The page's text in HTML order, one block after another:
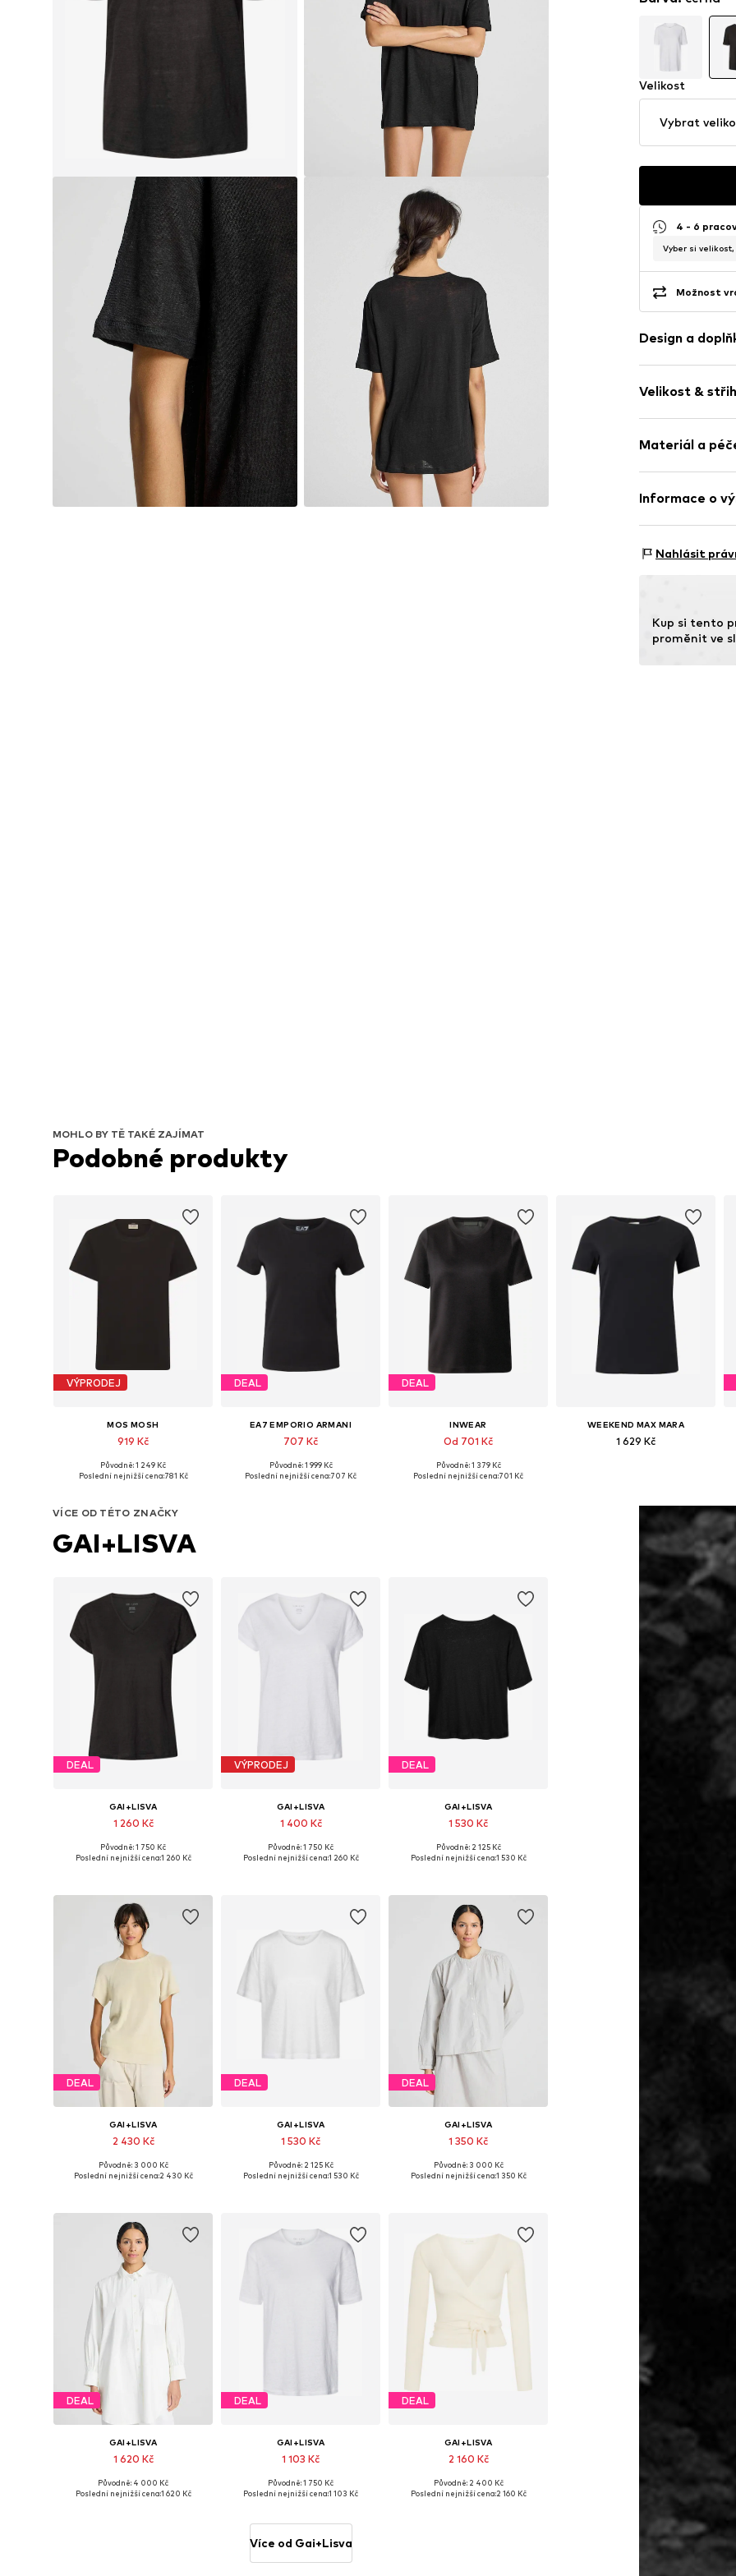
Velikost
Vybrat
4 - 6
Vyber si
Možnost
Design a
žerzej
Kulatý výstřih
Prošitý
Položka č.
Velikost & střih
Délka:
Střih:
Tabulka
Materiál a
Materiál: 100%
Informace o
Sønderskovvej 7
Nahlásit
Kup si tento
proměnit ve
MOHLO BY TĚ TAKÉ ZAJÍMAT
Podobné produkty
VÝPRODEJ
MOS MOSH
919 Kč
Dostupné velikosti: XS, M, XL
Původně: 1 249 Kč
Poslední nejnižší cena:781 Kč
DEAL
EA7 EMPORIO ARMANI
707 Kč
Dostupné velikosti: XS, S, M
Původně: 1 999 Kč
Poslední nejnižší cena:707 Kč
DEAL
INWEAR
Od 701 Kč
Dostupné velikosti: XS, S, M, XXL
Původně: 1 379 Kč
Poslední nejnižší cena:701 Kč
WEEKEND MAX MARA
1 629 Kč
VÍCE OD TÉTO ZNAČKY
GAI+LISVA
DEAL
GAI+LISVA
1 260 Kč
Dostupné velikosti: XS, S, M, L, XL
Původně: 1 750 Kč
Poslední nejnižší cena:1 260 Kč
VÝPRODEJ
GAI+LISVA
1 400 Kč
Dostupné velikosti: XS, S, M, L, XL
Původně: 1 750 Kč
Poslední nejnižší cena:1 260 Kč
DEAL
GAI+LISVA
1 530 Kč
Dostupné velikosti: XS, S, M, L
Původně: 2 125 Kč
Poslední nejnižší cena:1 530 Kč
DEAL
GAI+LISVA
2 430 Kč
Dostupné velikosti: M, L
Původně: 3 000 Kč
Poslední nejnižší cena:2 430 Kč
DEAL
GAI+LISVA
1 530 Kč
Dostupné velikosti: XS, L, XL
Původně: 2 125 Kč
Poslední nejnižší cena:1 530 Kč
DEAL
GAI+LISVA
1 350 Kč
Dostupné velikosti: M, XL, XXL
Původně: 3 000 Kč
Poslední nejnižší cena:1 350 Kč
DEAL
GAI+LISVA
1 620 Kč
Dostupné velikosti: XS
Původně: 4 000 Kč
Poslední nejnižší cena:1 620 Kč
DEAL
GAI+LISVA
1 103 Kč
Dostupné velikosti: XL
Původně: 1 750 Kč
Poslední nejnižší cena:1 103 Kč
DEAL
GAI+LISVA
2 160 Kč
Dostupné velikosti: S, M, L, XL
Původně: 2 400 Kč
Poslední nejnižší cena:2 160 Kč
Více od Gai+Lisva